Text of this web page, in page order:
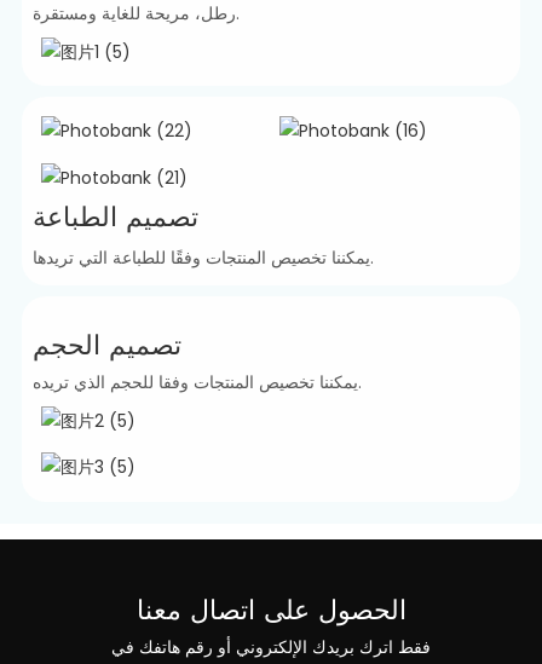
رطل، مريحة للغاية ومستقرة.
تصميم الطباعة
يمكننا تخصيص المنتجات وفقًا للطباعة التي تريدها.
تصميم الحجم
يمكننا تخصيص المنتجات وفقا للحجم الذي تريده.
الحصول على اتصال معنا
فقط اترك بريدك الإلكتروني أو رقم هاتفك في